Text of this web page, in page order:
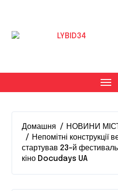
Домашня
НОВИНИ
Непомітні конструкції
стартував 23-й
кіно Docudays UA